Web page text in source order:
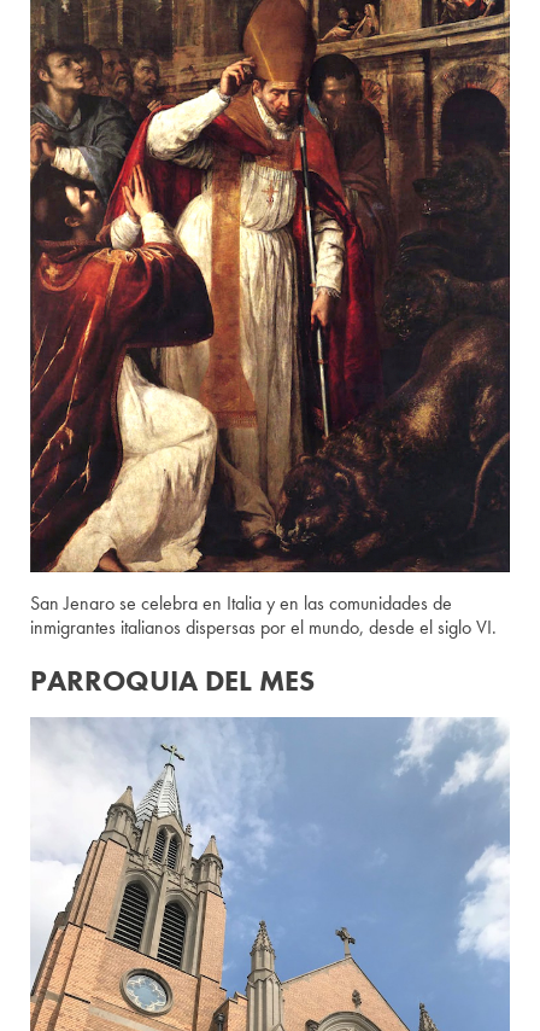
San Jenaro se celebra en Italia y en las comunidades de
inmigrantes italianos dispersas por el mundo, desde el siglo VI.
PARROQUIA DEL MES